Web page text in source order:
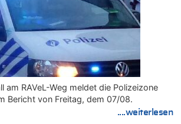
am RAVeL-Weg meldet die Polizeizone
Bericht von Freitag, dem 07/08.
....weiterlesen